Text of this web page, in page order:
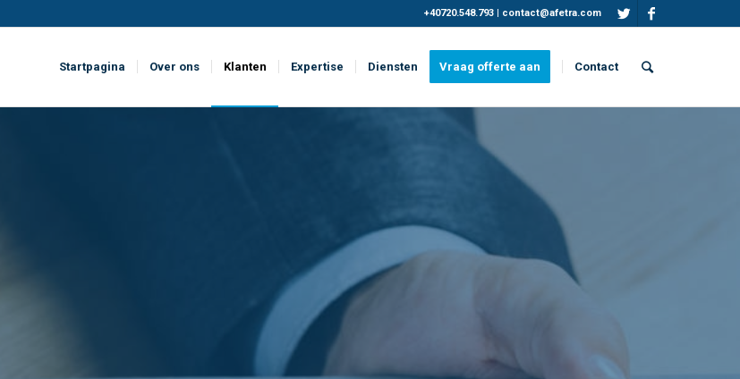
+40720.548.793 | contact@afetra.com
Startpagina Over ons Klanten Expertise Diensten Vraag offerte aan Contact